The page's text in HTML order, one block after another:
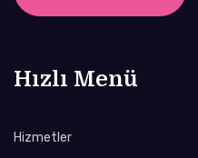
Hızlı Menü
Hizmetler